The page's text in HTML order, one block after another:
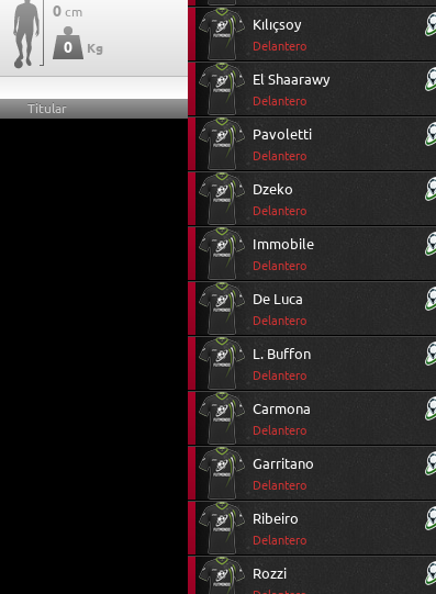
0 cm
0 Kg
Titular
Kılıçsoy
Delantero
El Shaarawy
Delantero
Pavoletti
Delantero
Dzeko
Delantero
Immobile
Delantero
De Luca
Delantero
L. Buffon
Delantero
Carmona
Delantero
Garritano
Delantero
Ribeiro
Delantero
Rozzi